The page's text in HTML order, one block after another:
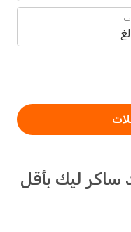
ساكر ليك بأقل